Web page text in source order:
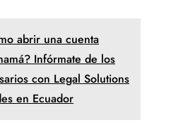
abrir una cuenta
Infórmate de los
con Legal Solutions
en Ecuador